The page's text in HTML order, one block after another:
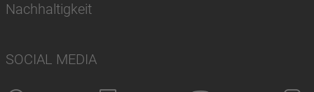
Nachhaltigkeit
SOCIAL MEDIA